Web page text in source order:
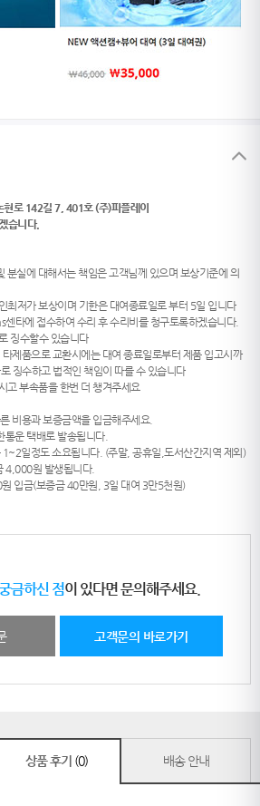
로 142길 7, 401호 (주)피플레이
습니다.
분실에 대해서는 책임은 고객님께 있으며 보상기준에 의
최저가 보상이며 기한은 대여종료일로 부터 5일 입니다
타에 접수하여 수리 후 수리비를 청구토록하겠습니다.
징수할수 있습니다
제품으로 교환시에는 대여 종료일로부터 제품 입고시까
징수하고 법적인 책임이 따를 수 있습니다
고 부속품을 한번 더 챙겨주세요
비용과 보증금액을 입금해주세요.
통운 택배로 발송됩니다.
일정도 소요됩니다. (주말, 공휴일,도서산간지역 제외)
4,000원 발생됩니다.
입금(보증금 40만원, 3일 대여 3만5천원)
금하신 점이 있다면 문의해주세요.
고객문의 바로가기
상품 후기 (0) 배송 안내